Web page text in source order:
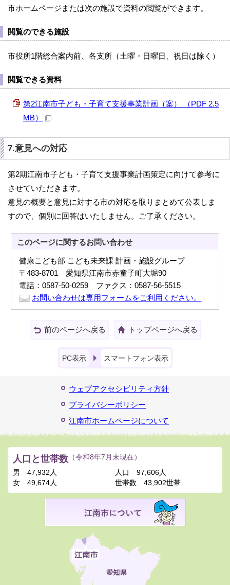
市ホームページまたは次の施設で資料の閲覧ができます。
閲覧のできる施設
市役所1階総合案内前、各支所（土曜・日曜日、祝日は除く）
閲覧できる資料
第2江南市子ども・子育て支援事業計画（案） （PDF 2.5
MB）
7.意見への対応
第2期江南市子ども・子育て支援事業計画策定に向けて参考に
させていただきます。
意見の概要と意見に対する市の対応を取りまとめて公表しま
すので、個別に回答はいたしません。ご了承ください。
このページに関するお問い合わせ
健康こども部 こども未来課 計画・施設グループ
〒483-8701 愛知県江南市赤童子町大堀90
電話：0587-50-0259 ファクス：0587-56-5515
お問い合わせは専用フォームをご利用ください。
前のページへ戻る トップページへ戻る
PC表示 スマートフォン表示
ウェブアクセシビリティ方針
プライバシーポリシー
江南市ホームページについて
人口と世帯数 （令和8年7月末現在）
男
47,932人
女
49,674人
人口
97,606人
世帯数
43,902世帯